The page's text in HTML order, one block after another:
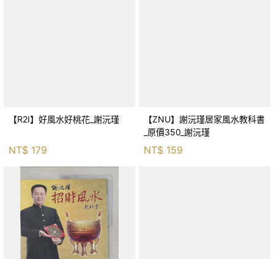
【R2I】好風水好桃花_謝沅瑾
NT$ 179
【ZNU】謝沅瑾居家風水教科書
_原價350_謝沅瑾
NT$ 159